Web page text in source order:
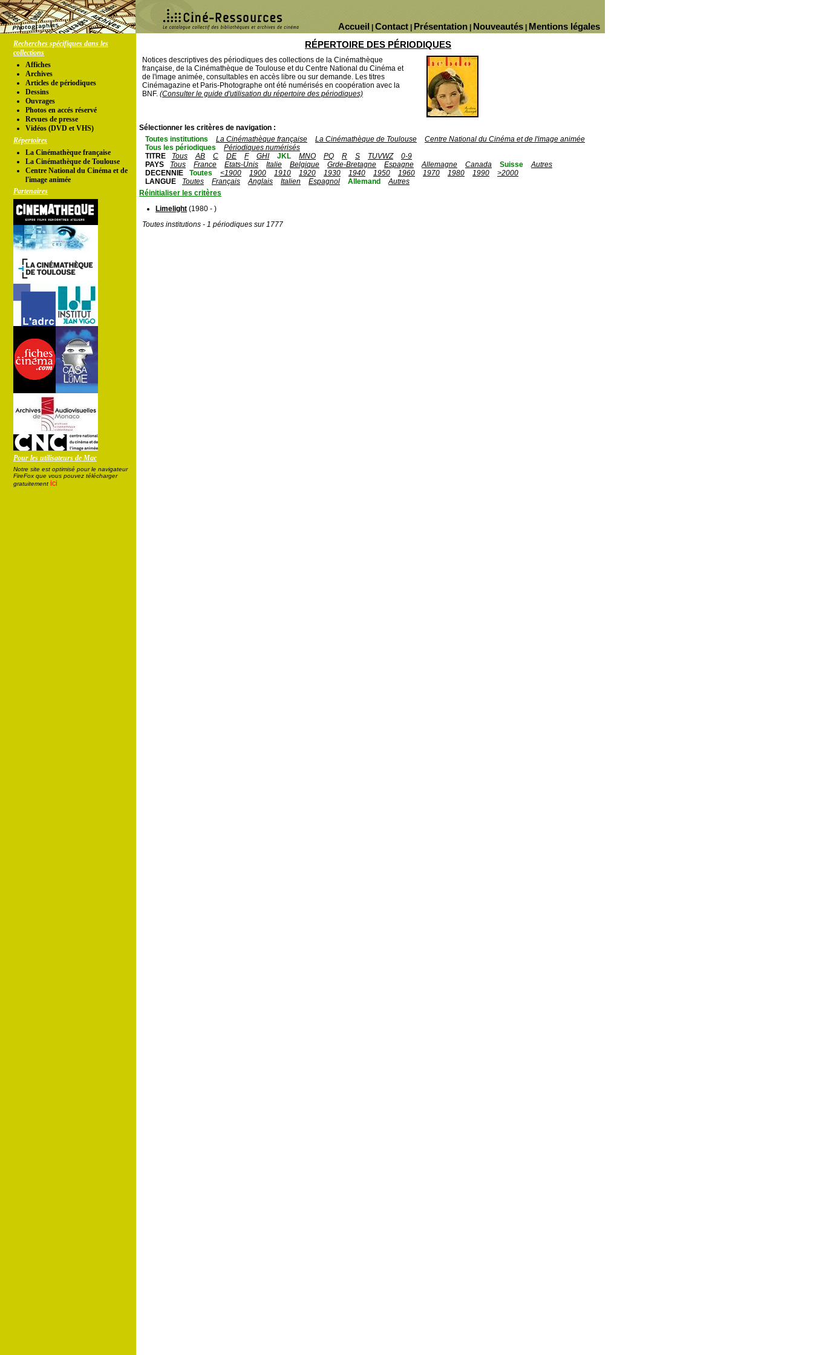
Mentions légales
Nouveautés
Présentation
Contact
Accueil
Recherches spécifiques dans les
collections
Affiches
Archives
Articles de périodiques
Dessins
Ouvrages
Photos en accés réservé
Revues de presse
Vidéos (DVD et VHS)
Répertoires
La Cinémathèque française
La Cinémathèque de Toulouse
Centre National du Cinéma et de
l'image animée
Partenaires
Pour les utilisateurs de Mac
Notre site est optimisé pour le navigateur
FireFox que vous pouvez télécharger
gratuitement ici
RÉPERTOIRE DES PÉRIODIQUES
Notices descriptives des périodiques des collections de la Cinémathèque
française, de la Cinémathèque de Toulouse et du Centre National du Cinéma et
de l'image animée, consultables en accès libre ou sur demande. Les titres
Cinémagazine et Paris-Photographe ont été numérisés en coopération avec la
BNF. (Consulter le guide d'utilisation du répertoire des périodiques)
Sélectionner les critères de navigation :
Toutes institutions
La Cinémathèque française La Cinémathèque de Toulouse
Centre National du Cinéma et de l'image animée
Tous les périodiques
Périodiques numérisés
TITRE
Tous AB C DE F GHI JKL MNO PQ R S TUVWZ
0-9
PAYS
Tous France Etats-Unis Italie Belgique Grde-Bretagne Espagne Allemagne Canada Suisse
Autres
DECENNIE
Toutes <1900 1900 1910 1920 1930 1940 1950 1960 1970 1980 1990
>2000
LANGUE
Toutes Français Anglais Italien Espagnol Allemand
Autres
Réinitialiser les critères
Limelight (1980 - )
Toutes institutions - 1 périodiques sur 1777